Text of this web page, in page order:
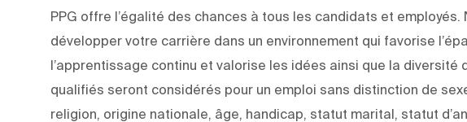
PPG offre l’égalité des chances à tous les candidats et employés.
développer votre carrière dans un environnement qui favorise
l’apprentissage continu et valorise les idées ainsi que la diversité
qualifiés seront considérés pour un emploi sans distinction de
religion, origine nationale, âge, handicap, statut marital, statut